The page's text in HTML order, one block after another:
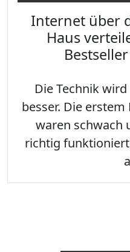
Internet über
Haus
Die Technik
besser. Die erstem
waren schwach
richtig